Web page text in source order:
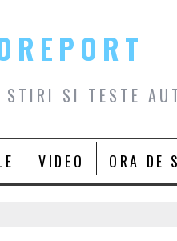
STIRI SI TESTE
VIDEO ORA DE